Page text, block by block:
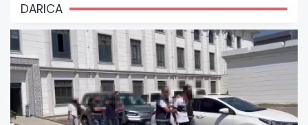
DARICA